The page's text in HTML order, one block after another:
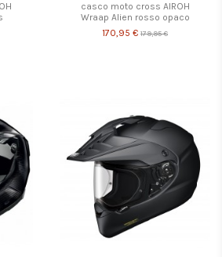
casco moto cross AIROH
Wraap Alien rosso opaco
170,95 € 179,95 €